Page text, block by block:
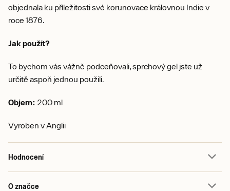
objednala ku příležitosti své korunovace královnou Indie v
roce 1876.
Jak použít?
To bychom vás vážně podceňovali, sprchový gel jste už
určitě aspoň jednou použili.
Objem: 200 ml
Vyroben v Anglii
Hodnocení
O značce